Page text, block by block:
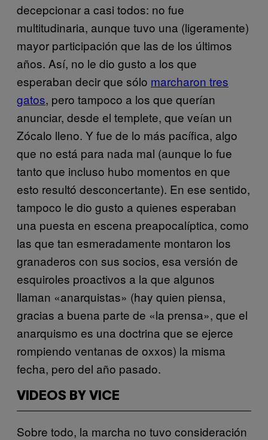
decepcionar a casi todos: no fue
multitudinaria, aunque tuvo una (ligeramente)
mayor participación que las de los últimos
años. Así, no le dio gusto a los que
esperaban decir que sólo marcharon tres
gatos, pero tampoco a los que querían
anunciar, desde el templete, que veían un
Zócalo lleno. Y fue de lo más pacífica, algo
que no está para nada mal (aunque lo fue
tanto que incluso hubo momentos en que
esto resultó desconcertante). En ese sentido,
tampoco le dio gusto a quienes esperaban
una puesta en escena preapocalíptica, como
las que tan esmeradamente montaron los
granaderos con sus socios, esa versión de
esquiroles proactivos a la que algunos
llaman «anarquistas» (hay quien piensa,
gracias a buena parte de «la prensa», que el
anarquismo es una doctrina que se ejerce
rompiendo ventanas de oxxos) la misma
fecha, pero del año pasado.
VIDEOS BY VICE
Sobre todo, la marcha no tuvo consideración